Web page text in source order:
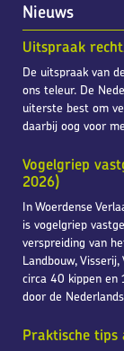
Nieuws
Uitspraak
De uitspraak van
ons teleur. De
uiterste best om
daarbij oog voor
Vogelgriep
2026)
In Woerdense
is vogelgriep
verspreiding van
Landbouw,
circa 40 kippen
door de
Praktische tips